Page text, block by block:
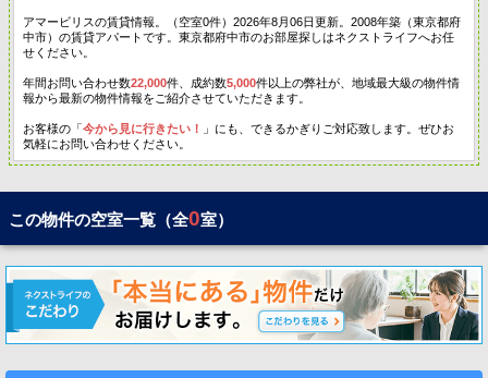
アマービリスの賃貸情報。（空室0件）2026年8月06日更新。2008年築（東京都府
中市）の賃貸アパートです。東京都府中市のお部屋探しはネクストライフへお任
せください。
年間お問い合わせ数22,000件、成約数5,000件以上の弊社が、地域最大級の物件情
報から最新の物件情報をご紹介させていただきます。
お客様の「今から見に行きたい！
」にも、できるかぎりご対応致します。ぜひお
気軽にお問い合わせください。
この物件の空室一覧（全0室）